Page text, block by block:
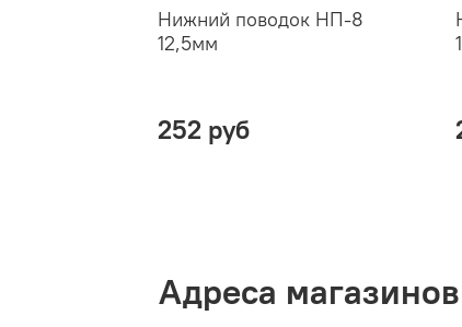
Нижний поводок НП-8
12,5мм
252 руб
Адреса магазинов